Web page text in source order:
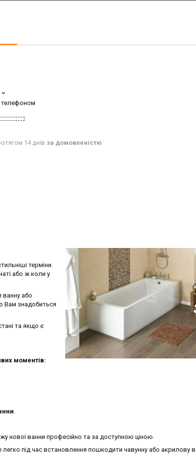
телефоном
14 днів за домовленістю
терміни.
або ж коли у
ванну або
Вам знадобиться
та якщо є
моментів:
.
нової ванни професійно та за доступною ціною.
під час встановлення пошкодити чавунну або акрилову